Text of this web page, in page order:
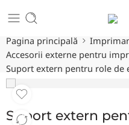
Pagina principală
Accesorii externe pentru
Suport extern pentru role de
Suport extern